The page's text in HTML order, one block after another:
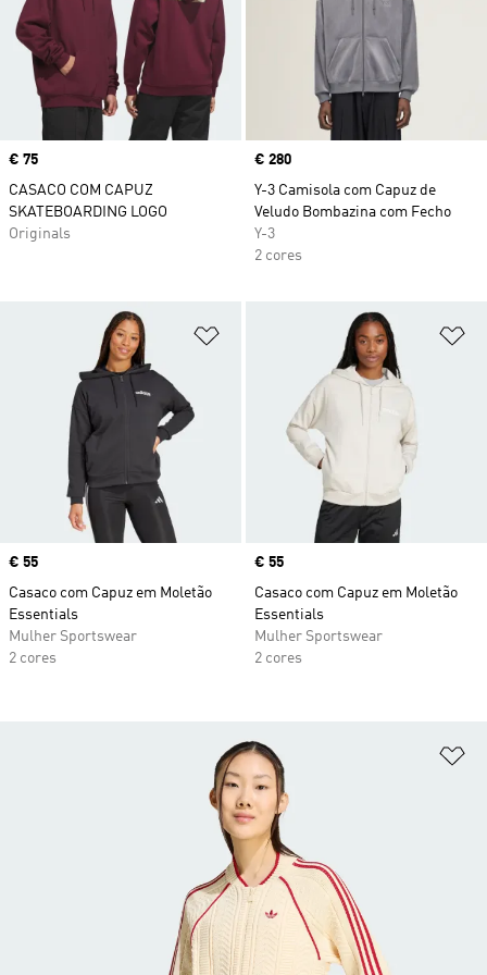
Price
€ 75
CASACO COM CAPUZ
SKATEBOARDING LOGO
Originals
Price
€ 280
Y-3 Camisola com Capuz de
Veludo Bombazina com Fecho
Y-3
2 cores
Adicionar à Lista de Desejos
Price
€ 55
Casaco com Capuz em Moletão
Essentials
Mulher Sportswear
2 cores
Price
€ 55
Casaco com Capuz em Moletão
Essentials
Mulher Sportswear
2 cores